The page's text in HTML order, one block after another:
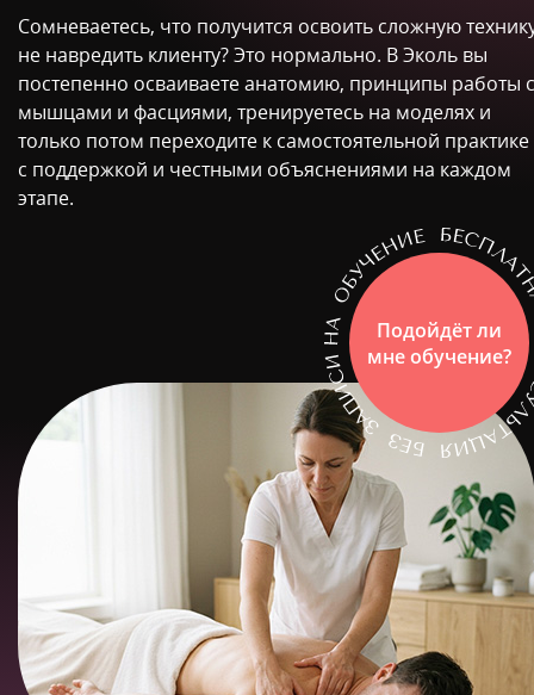
Сомневаетесь, что получится освоить сложную
не навредить клиенту? Это нормально. В Эколь вы
постепенно осваиваете анатомию, принципы работы с
мышцами и фасциями, тренируетесь на моделях и
только потом переходите к самостоятельной
с поддержкой и честными объяснениями на каждом
этапе.
Подойдёт ли
мне обучение?